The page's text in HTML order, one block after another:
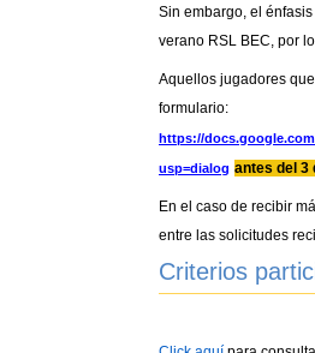
Sin embargo, el
verano RSL BEC, por
Aquellos jugadores
formulario:
https://
usp=dialog antes del 3
En el caso de recibir
entre las solicitudes
Criterios